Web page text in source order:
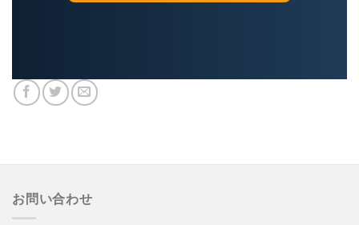
お問い合わせ